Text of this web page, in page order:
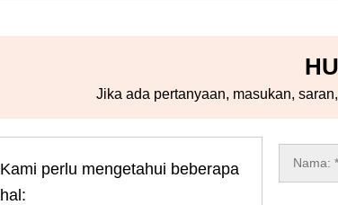
Jika ada pertanyaan, masukan,
Kami perlu mengetahui beberapa
hal: